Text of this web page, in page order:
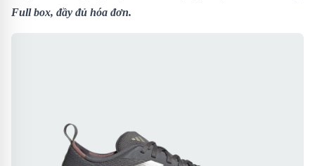
Full box, đầy đủ hóa đơn.